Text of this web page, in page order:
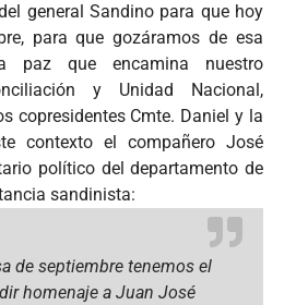
general Sandino para que hoy
para que gozáramos de esa
paz que encamina nuestro
y Unidad Nacional,
copresidentes Cmte. Daniel y la
contexto el compañero José
político del departamento de
sandinista:
de septiembre tenemos el
homenaje a Juan José